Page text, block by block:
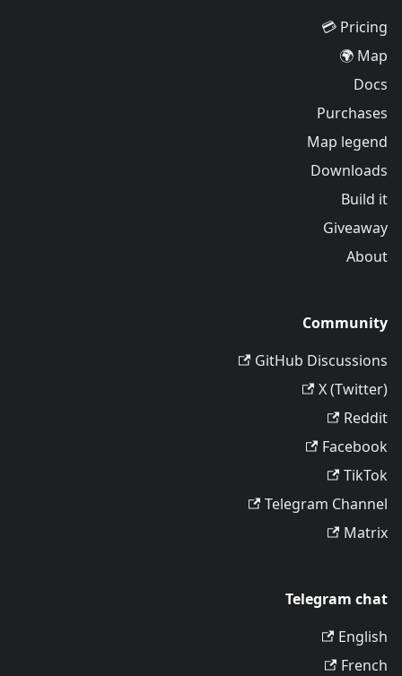
Pricing 💳
Map 🌍
Docs
Purchases
Map legend
Downloads
Build it
Giveaway
About
Community
GitHub Discussions
X (Twitter)
Reddit
Facebook
TikTok
Telegram Channel
Matrix
Telegram chat
English
French